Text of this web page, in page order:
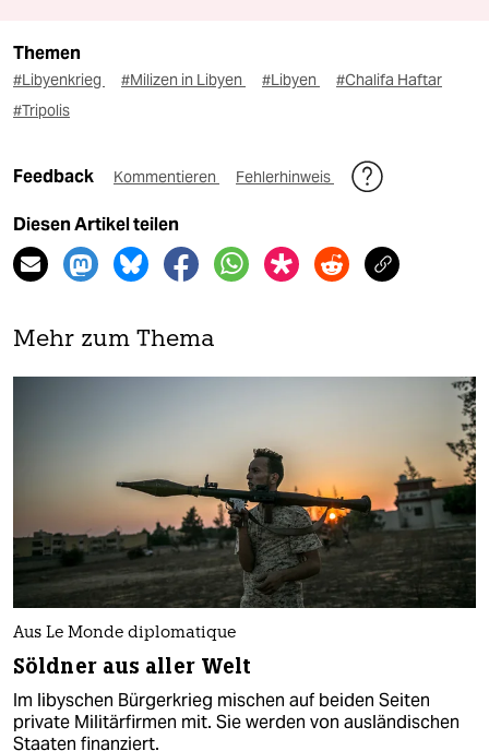
Themen
#Libyenkrieg #Milizen in Libyen #Libyen
#Chalifa Haftar
#Tripolis
Feedback Kommentieren Fehlerhinweis
Diesen Artikel teilen
Mehr zum Thema
Aus Le Monde diplomatique
Söldner aus aller Welt
Im libyschen Bürgerkrieg mischen auf beiden Seiten
private Militärfirmen mit. Sie werden von ausländischen
Staaten finanziert.